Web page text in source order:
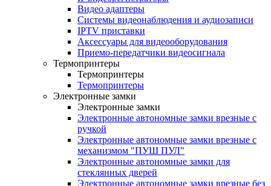
Видео адаптеры
Системы видеонаблюдения и аудиозаписи
IPTV приставки
Аксессуары для видеооборудования
Приемо-передатчики видеосигнала
Термопринтеры
Термопринтеры
Термопринтеры
Электронные замки
Электронные замки
Электронные автономные замки врезные с
ручкой
Электронные автономные замки врезные с
механизмом "ПУШ ПУЛ"
Электронные автономные замки для
стеклянных дверей
Электронные автономные замки врезные без